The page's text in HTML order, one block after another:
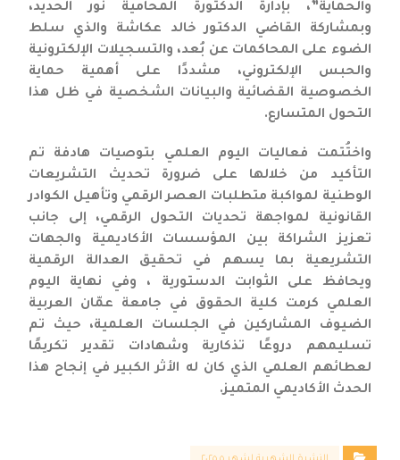
والحماية”، بإدارة الدكتورة المحامية نور الحديد،
وبمشاركة القاضي الدكتور خالد عكاشة والذي سلط
الضوء على المحاكمات عن بُعد، والتسجيلات الإلكترونية
والحبس الإلكتروني، مشددًا على أهمية حماية
الخصوصية القضائية والبيانات الشخصية في ظل هذا
التحول المتسارع.
واختُتمت فعاليات اليوم العلمي بتوصيات هادفة تم
التأكيد من خلالها على ضرورة تحديث التشريعات
الوطنية لمواكبة متطلبات العصر الرقمي وتأهيل الكوادر
القانونية لمواجهة تحديات التحول الرقمي، إلى جانب
تعزيز الشراكة بين المؤسسات الأكاديمية والجهات
التشريعية بما يسهم في تحقيق العدالة الرقمية
ويحافظ على الثوابت الدستورية ، وفي نهاية اليوم
العلمي كرمت كلية الحقوق في جامعة عمّان العربية
الضيوف المشاركين في الجلسات العلمية، حيث تم
تسليمهم دروعًا تذكارية وشهادات تقدير تكريمًا
لعطائهم العلمي الذي كان له الأثر الكبير في إنجاح هذا
الحدث الأكاديمي المتميز.